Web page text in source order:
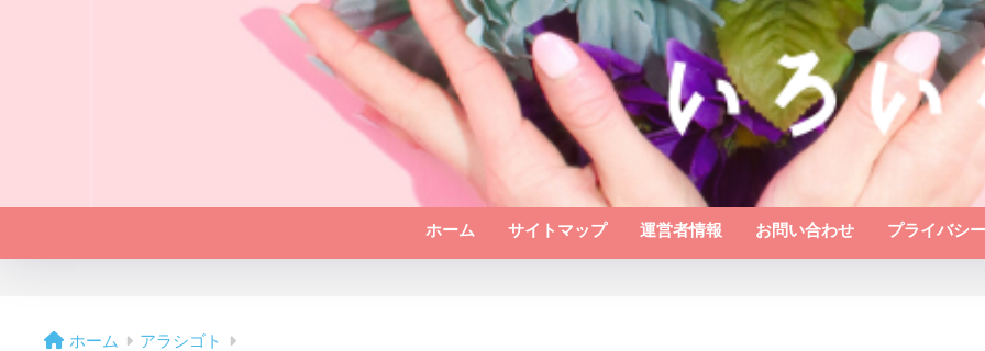
ホーム サイトマップ 運営者情報 お問い合わせ プライバシ
ホーム アラシゴト